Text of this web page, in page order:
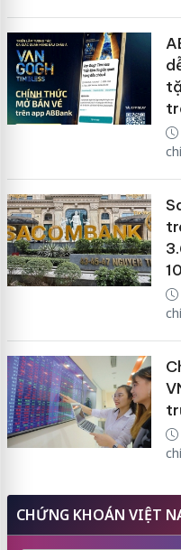
CHỨNG KHOÁN VIỆT